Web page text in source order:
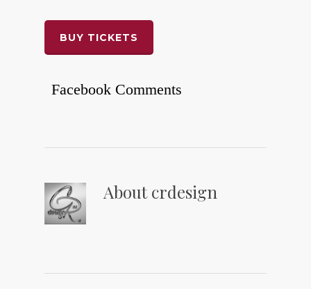
BUY TICKETS
Facebook Comments
Aboutcrdesign